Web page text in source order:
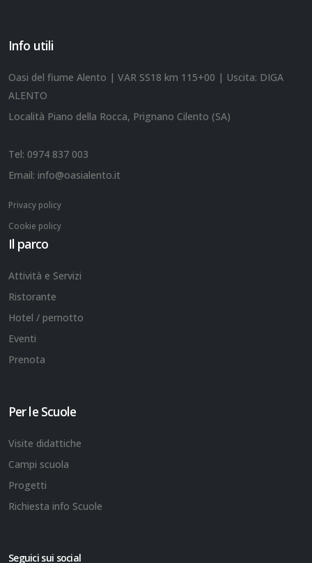
Info utili
Oasi del fiume Alento | VAR SS18 km 115+00 | Uscita: DIGA
ALENTO
Località Piano della Rocca, Prignano Cilento (SA)
Tel: 0974 837 003
Email: info@oasialento.it
Privacy policy
Cookie policy
Il parco
Attività e Servizi
Ristorante
Hotel / pernotto
Eventi
Prenota
Per le Scuole
Visite didattiche
Campi scuola
Progetti
Richiesta info Scuole
Seguici sui social